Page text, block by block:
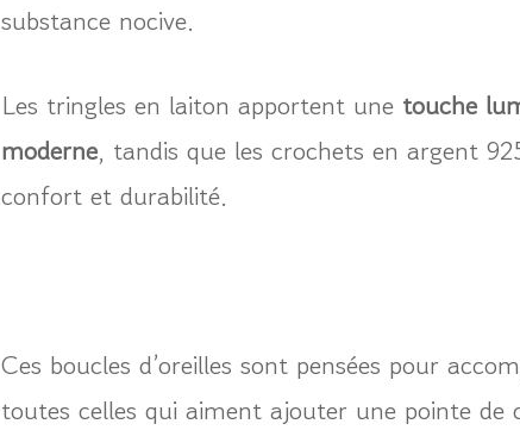
substance nocive.
Les tringles en laiton apportent une touche
moderne, tandis que les crochets en argent
confort et durabilité.
Ces boucles d’oreilles sont pensées pour
toutes celles qui aiment ajouter une pointe de